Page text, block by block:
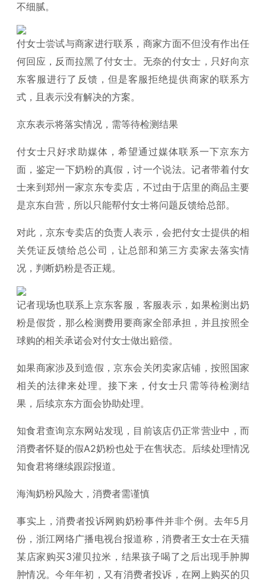
不细腻。
付女士尝试与商家进行联系，商家方面不但没有作出任
何回应，反而拉黑了付女士。无奈的付女士，只好向京
东客服进行了反馈，但是客服拒绝提供商家的联系方
式，且表示没有解决的方案。
京东表示将落实情况，需等待检测结果
付女士只好求助媒体，希望通过媒体联系一下京东方
面，鉴定一下奶粉的真假，讨一个说法。记者带着付女
士来到郑州一家京东专卖店，不过由于店里的商品主要
是京东自营，所以只能帮付女士将问题反馈给总部。
对此，京东专卖店的负责人表示，会把付女士提供的相
关凭证反馈给总公司，让总部和第三方卖家去落实情
况，判断奶粉是否正规。
记者现场也联系上京东客服，客服表示，如果检测出奶
粉是假货，那么检测费用要商家全部承担，并且按照全
球购的相关承诺会对付女士做出赔偿。
如果商家涉及到造假，京东会关闭卖家店铺，按照国家
相关的法律来处理。接下来，付女士只需等待检测结
果，后续京东方面会协助处理。
知食君查询京东网站发现，目前该店仍正常营业中，而
消费者怀疑的假A2奶粉也处于在售状态。 后续处理情况
知食君将继续跟踪报道。
海淘奶粉风险大，消费者需谨慎
事实上，消费者投诉网购奶粉事件并非个例。去年5月
份，浙江网络广播电视台报道称，消费者王女士在天猫
某店家购买3灌贝拉米，结果孩子喝了之后出现手肿脚
肿情况。今年年初，又有消费者投诉，在网上购买的贝